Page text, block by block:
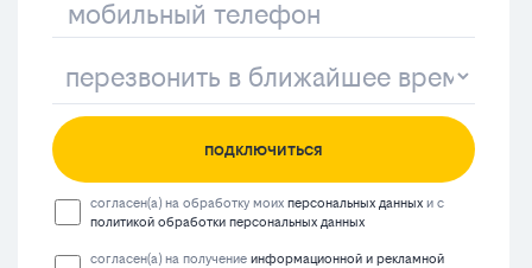
подключиться
согласен(а) на обработку моихперсональных данных и с
политикой обработки персональных данных
согласен(а) на получениеинформационной и рекламной